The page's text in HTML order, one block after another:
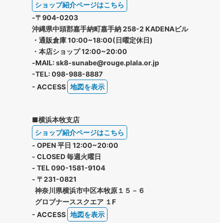
ショップ紹介ページはこちら
-〒904-0203
沖縄県中頭郡嘉手納町嘉手納 258-2 KADENAビル
・通販倉庫 10:00~18:00(日曜定休日)
・本店ショップ 12:00~20:00
-MAIL: sk8-sunabe@rouge.plala.or.jp
-TEL: 098-988-8887
- ACCESS 地図を表示
■横浜本牧支店
ショップ紹介ページはこちら
- OPEN 平日 12:00~20:00
- CLOSED 毎週火曜日
- TEL 090-1581-9104
- 〒231-0821
神奈川県横浜市中区本牧原１５－６
グロブナーススクエア １F
- ACCESS 地図を表示